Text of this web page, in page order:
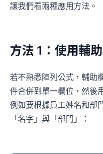
讓我們看兩種應用方法。
方法 1：使用輔
若不熟悉陣列公式，輔助
件合併到單一欄位，然後
例如要根據員工姓名和部
「名字」與「部門」：